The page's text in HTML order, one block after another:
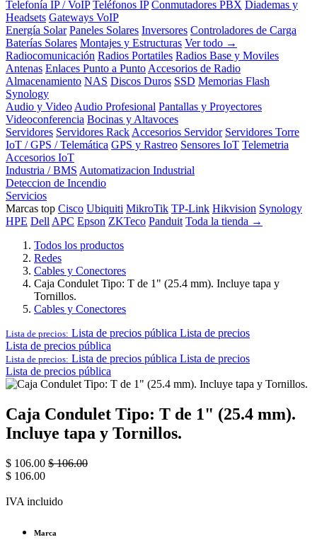
Telefonía IP / VoIP Teléfonos IP Conmutadores PBX Diademas y
Headsets Gateways VoIP
Energía Solar Paneles Solares Inversores Controladores de Carga
Baterías Solares Montajes y Estructuras Ver todo →
Radiocomunicación Radios Portatiles Radios Base y Moviles
Antenas Enlaces Punto a Punto Accesorios de Radio
Almacenamiento NAS Discos Duros SSD Memorias Flash
Synology
Audio y Video Audio Profesional Pantallas y Proyectores
Videoconferencia Bocinas y Altavoces
Servidores Servidores Rack Accesorios Servidor Servidores Torre
IoT / GPS / Telemática GPS y Rastreo Sensores IoT Telemetria
Accesorios IoT
Industria / BMS Automatizacion Industrial
Deteccion de Incendio
Servicios
Marcas top Cisco Ubiquiti MikroTik TP-Link Hikvision Synology
HPE Dell APC Epson ZKTeco Panduit Toda la tienda →
Todos los productos
Redes
Cables y Conectores
Caja Condulet Tipo: T de 1" (25.4 mm). Incluye tapa y
Tornillos.
Cables y Conectores
Lista de precios: Lista de precios pública Lista de precios
Lista de precios pública
Lista de precios: Lista de precios pública Lista de precios
Lista de precios pública
Caja Condulet Tipo: T de 1" (25.4 mm).
Incluye tapa y Tornillos.
$ 106.00 $106.00
$ 106.00
IVA incluido
Marca